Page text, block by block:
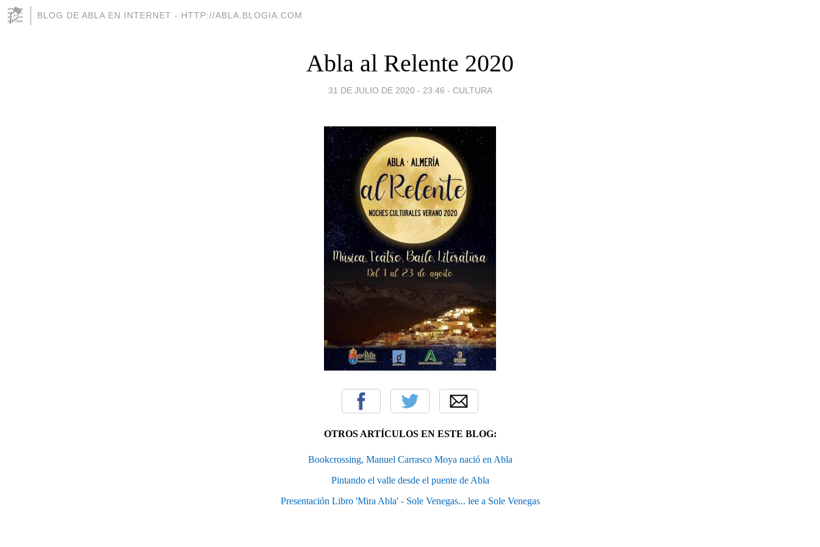
BLOG DE ABLA EN INTERNET - HTTP://ABLA.BLOGIA.COM
Abla al Relente 2020
31 DE JULIO DE 2020 - 23:46 - CULTURA
OTROS ARTÍCULOS EN ESTE BLOG:
Bookcrossing, Manuel Carrasco Moya nació en Abla
Pintando el valle desde el puente de Abla
Presentación Libro 'Mira Abla' - Sole Venegas... lee a Sole Venegas